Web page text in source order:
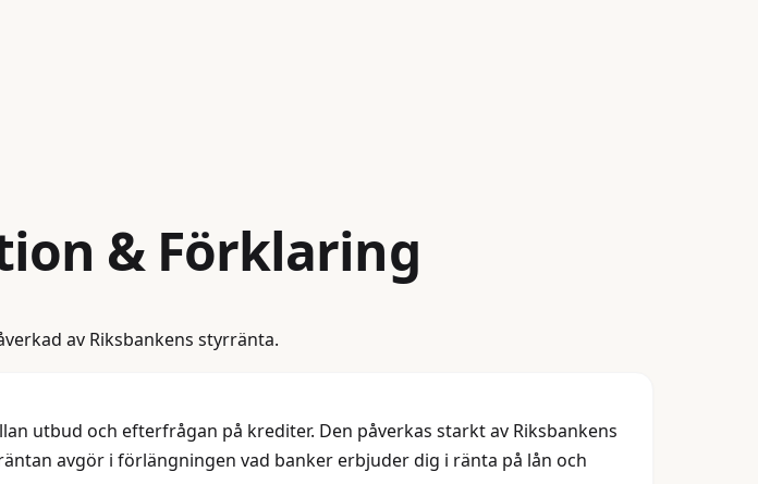
& Förklaring
av Riksbankens styrränta.
utbud och efterfrågan på krediter. Den påverkas starkt av Riksbankens
avgör i förlängningen vad banker erbjuder dig i ränta på lån och